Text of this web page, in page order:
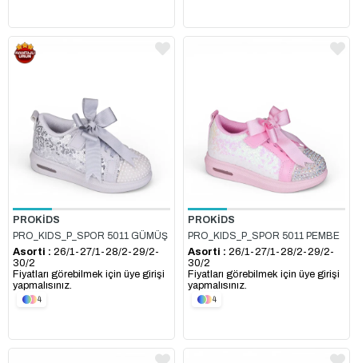
PROKİDS
PRO_KIDS_P_SPOR 5011 GÜMÜŞ
Asorti : 26/1-27/1-28/2-29/2-
30/2
Fiyatları görebilmek için üye girişi
yapmalısınız.
4
PROKİDS
PRO_KIDS_P_SPOR 5011 PEMBE
Asorti : 26/1-27/1-28/2-29/2-
30/2
Fiyatları görebilmek için üye girişi
yapmalısınız.
4